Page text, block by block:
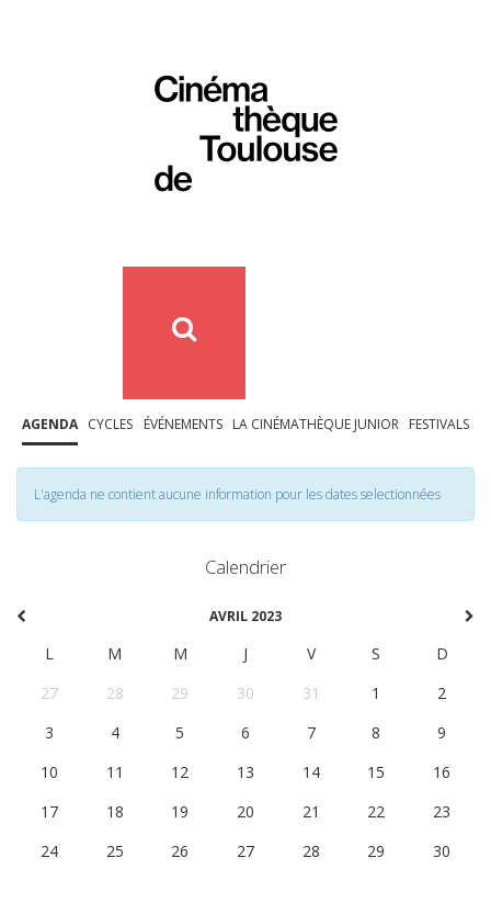
AGENDA CYCLES ÉVÉNEMENTS LA CINÉMATHÈQUE JUNIOR FESTIVALS
L'agenda ne contient aucune information pour les dates selectionnées
Calendrier
AVRIL 2023
L M M J V S
D
27
28 29 30 31 1
2
3
4 5 6 7 8
9
10
11 12 13 14 15
16
17
18 19 20 21 22
23
24
25 26 27 28 29 30